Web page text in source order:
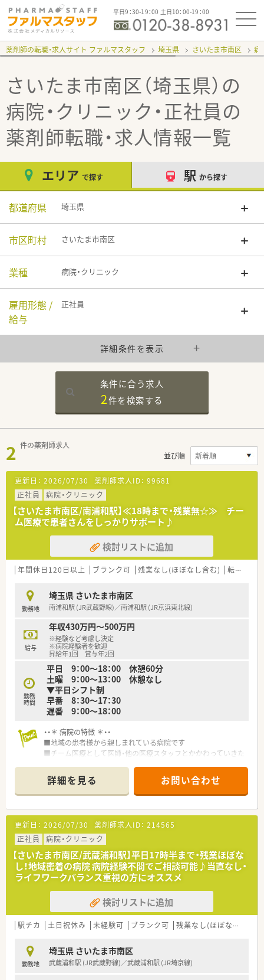
平日9：30-19：00 土日10：00-19：00
薬剤師の転職・求人サイト ファルマスタッフ 埼玉県 さいたま市南区 病
さいたま市南区（埼玉県）の
病院・クリニック・正社員の
薬剤師転職・求人情報一覧
エリア で探す 駅 から探す
都道府県 埼玉県
市区町村 さいたま市南区
業種 病院・クリニック
雇用形態 /
給与
正社員
詳細条件を表示
条件に合う求人
2件を検索する
2 件の薬剤師求人
並び順
更新日： 2026/07/30 薬剤師求人ID： 99681
正社員
病院・クリニック
【さいたま市南区/南浦和駅】≪18時まで・残業無☆≫ チー
ム医療で患者さんをしっかりサポート♪
検討リストに追加
年間休日120日以上 ブランク可 残業なし(ほぼなし含む) 転勤なし
勤務地
埼玉県 さいたま市南区
南浦和駅 (JR武蔵野線)／南浦和駅 (JR京浜東北線)
給与
年収430万円～500万円
※経験など考慮し決定
※病院経験者を歓迎
昇給年1回 賞与年2回
勤務
時間
平日 9：00～18：00 休憩60分
土曜 9：00～13：00 休憩なし
▼平日シフト制
早番 8：30～17：30
遅番 9：00～18：00
・・＊ 病院の特徴 ＊・・
■地域の患者様から親しまれている病院です
■チーム医療として医師・他の医療スタッフとかかわっていきた
■年末年始休暇は長めの6日間！
詳細を見る お問い合わせ
更新日： 2026/07/30 薬剤師求人ID： 214565
正社員
病院・クリニック
【さいたま市南区/武蔵浦和駅】平日17時半まで・残業ほぼな
し！地域密着の病院 病院経験不問でご相談可能♪当直なし・
ライフワークバランス重視の方にオススメ
検討リストに追加
駅チカ 土日祝休み 未経験可 ブランク可 残業なし(ほぼなし含む)
勤務地
埼玉県 さいたま市南区
武蔵浦和駅 (JR武蔵野線)／武蔵浦和駅 (JR埼京線)